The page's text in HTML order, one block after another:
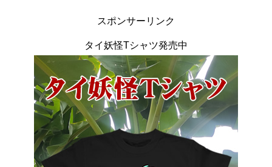
スポンサーリンク
タイ妖怪Tシャツ発売中